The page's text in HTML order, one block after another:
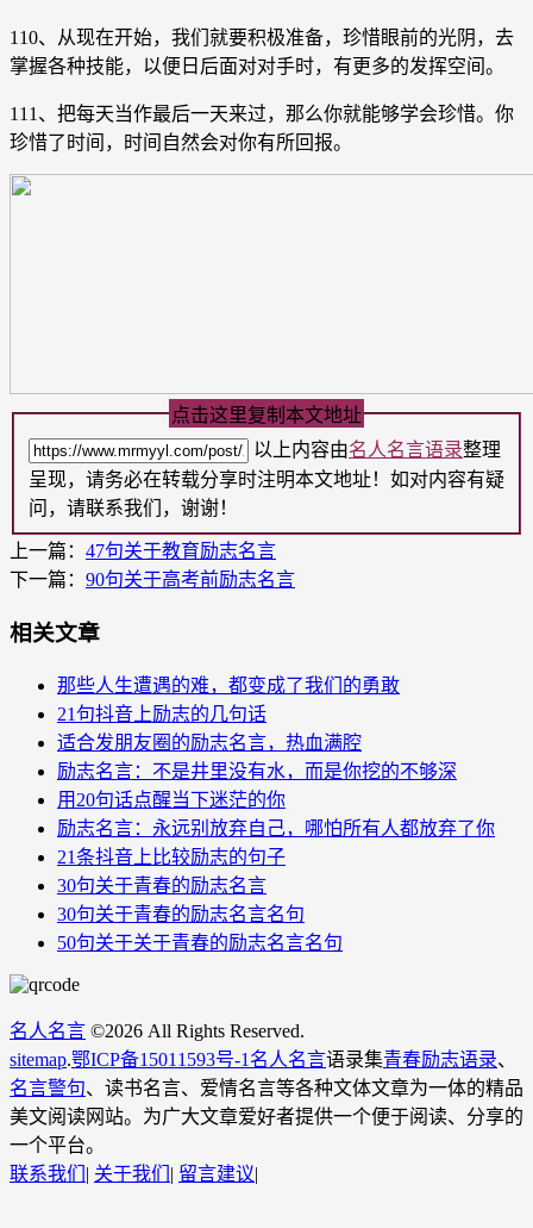
110、从现在开始，我们就要积极准备，珍惜眼前的光阴，去
掌握各种技能，以便日后面对对手时，有更多的发挥空间。
111、把每天当作最后一天来过，那么你就能够学会珍惜。你
珍惜了时间，时间自然会对你有所回报。
点击这里复制本文地址
以上内容由名人名言语录整理
呈现，请务必在转载分享时注明本文地址！如对内容有疑
问，请联系我们，谢谢！
上一篇： 47句关于教育励志名言
下一篇： 90句关于高考前励志名言
相关文章
那些人生遭遇的难，都变成了我们的勇敢
21句抖音上励志的几句话
适合发朋友圈的励志名言，热血满腔
励志名言：不是井里没有水，而是你挖的不够深
用20句话点醒当下迷茫的你
励志名言：永远别放弃自己，哪怕所有人都放弃了你
21条抖音上比较励志的句子
30句关于青春的励志名言
30句关于青春的励志名言名句
50句关于关于青春的励志名言名句
名人名言 ©2026 All Rights Reserved.
sitemap.鄂ICP备15011593号-1 名人名言语录集青春励志语录、
名言警句、读书名言、爱情名言等各种文体文章为一体的精品
美文阅读网站。为广大文章爱好者提供一个便于阅读、分享的
一个平台。
联系我们 | 关于我们 | 留言建议|